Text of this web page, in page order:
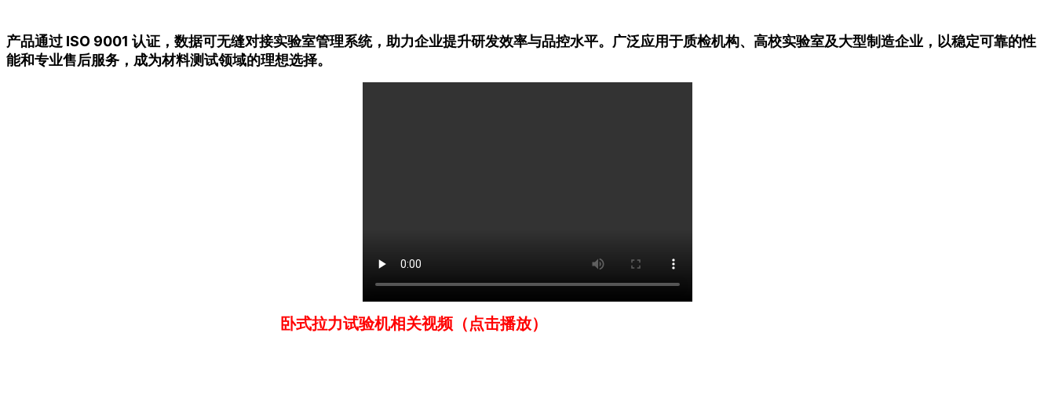
产品通过 ISO 9001 认证，数据可无缝对接实验室管理系统，助力企业提升研发效率与品控水平。广泛应用于质检机构、高校实验室及大型制造企业，以稳定可靠的性
能和专业售后服务，成为材料测试领域的理想选择。
卧式拉力试验机相关视频（点击播放）